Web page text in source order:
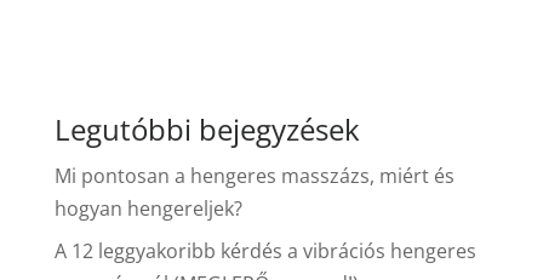
Legutóbbi bejegyzések
Mi pontosan a hengeres masszázs, miért és
hogyan hengereljek?
A 12 leggyakoribb kérdés a vibrációs hengeres